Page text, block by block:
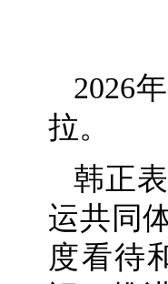
2026
拉。
韩正
运共同
度看待